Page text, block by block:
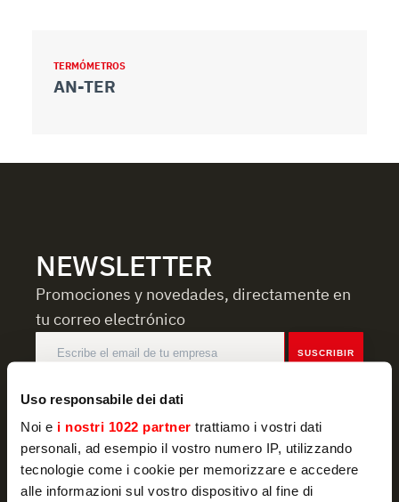
Uso responsabile dei dati
Noi e i nostri 1022 partner trattiamo i vostri dati
personali, ad esempio il vostro numero IP, utilizzando
tecnologie come i cookie per memorizzare e accedere
alle informazioni sul vostro dispositivo al fine di
TERMÓMETROS
AN-TER
NEWSLETTER
Promociones y novedades, directamente en
tu correo electrónico
SUSCRIBIR
Declaro haber leído lapolítica de privacidad